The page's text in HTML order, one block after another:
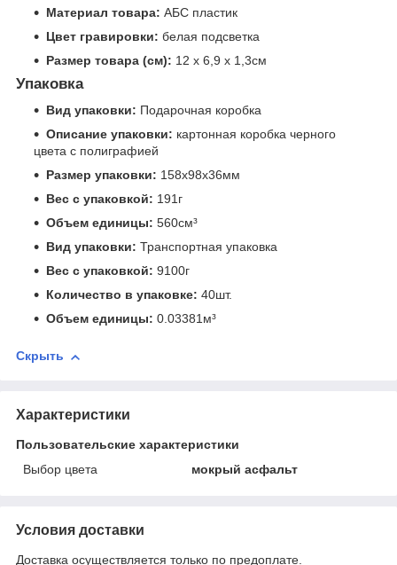
Материал товара: АБС пластик
Цвет гравировки: белая подсветка
Размер товара (см): 12 х 6,9 х 1,3см
Упаковка
Вид упаковки: Подарочная коробка
Описание упаковки: картонная коробка черного
цвета с полиграфией
Размер упаковки: 158x98x36мм
Вес с упаковкой: 191г
Объем единицы: 560см³
Вид упаковки: Транспортная упаковка
Вес с упаковкой: 9100г
Количество в упаковке: 40шт.
Объем единицы: 0.03381м³
Скрыть
Характеристики
Пользовательские характеристики
Выбор цвета
мокрый асфальт
Условия доставки
Доставка осуществляется только по предоплате.